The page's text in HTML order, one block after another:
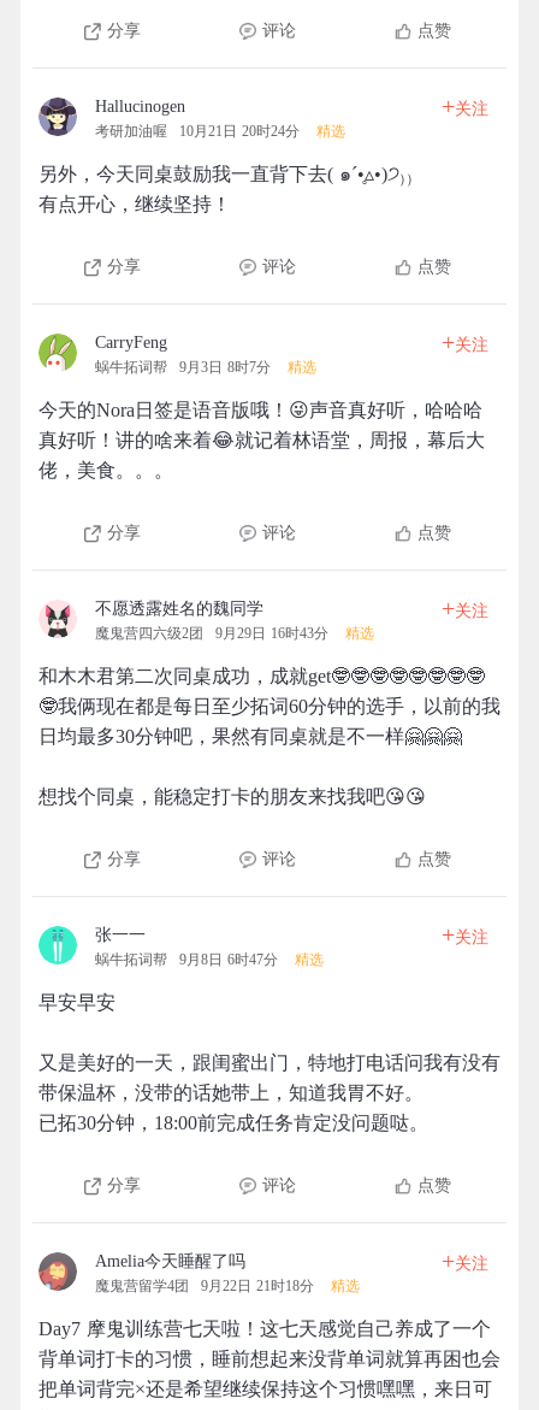
分享 评论 点赞
Hallucinogen
考研加油喔 10月21日 20时24分 精选
+关注
另外，今天同桌鼓励我一直背下去( ๑ˊ•̥▵•)੭₎₎
有点开心，继续坚持！
分享 评论 点赞
CarryFeng
蜗牛拓词帮 9月3日 8时7分 精选
+关注
今天的Nora日签是语音版哦！😜声音真好听，哈哈哈
真好听！讲的啥来着😂就记着林语堂，周报，幕后大
佬，美食。。。
分享 评论 点赞
不愿透露姓名的魏同学
魔鬼营四六级2团 9月29日 16时43分 精选
+关注
和木木君第二次同桌成功，成就get🤓🤓🤓🤓🤓🤓🤓🤓
🤓我俩现在都是每日至少拓词60分钟的选手，以前的我
日均最多30分钟吧，果然有同桌就是不一样🤗🤗🤗
想找个同桌，能稳定打卡的朋友来找我吧😘😘
分享 评论 点赞
张一一
蜗牛拓词帮 9月8日 6时47分 精选
+关注
早安早安
又是美好的一天，跟闺蜜出门，特地打电话问我有没有
带保温杯，没带的话她带上，知道我胃不好。
已拓30分钟，18:00前完成任务肯定没问题哒。
分享 评论 点赞
Amelia今天睡醒了吗
魔鬼营留学4团 9月22日 21时18分 精选
+关注
Day7 摩鬼训练营七天啦！这七天感觉自己养成了一个
背单词打卡的习惯，睡前想起来没背单词就算再困也会
把单词背完×还是希望继续保持这个习惯嘿嘿，来日可